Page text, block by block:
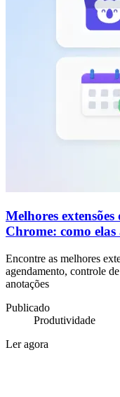
Melhores
Chrome: como
Encontre as melhores
agendamento, controle
anotações
Publicado
Produtividade
Ler agora